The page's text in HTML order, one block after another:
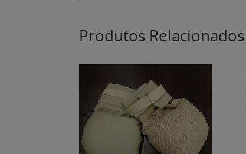
Produtos Relacionados